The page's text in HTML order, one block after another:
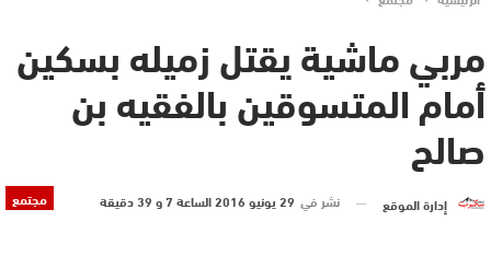
مربي ماشية يقتل زميله بسكين
أمام المتسوقين بالفقيه بن
صالح
مجتمع إدارة الموقع نشر في 29 يونيو 2016 الساعة 7 و 39 دقيقة